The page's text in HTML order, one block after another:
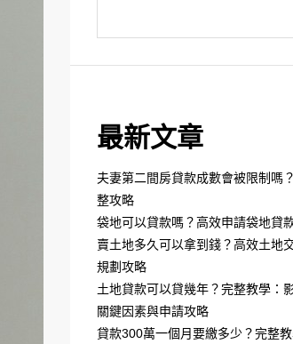
最新文章
夫妻第二間房貸款成數會被限制嗎
整攻略
袋地可以貸款嗎？高效申請袋地貸
賣土地多久可以拿到錢？高效土地
規劃攻略
土地貸款可以貸幾年？完整教學：
關鍵因素與申請攻略
貸款300萬一個月要繳多少？完整